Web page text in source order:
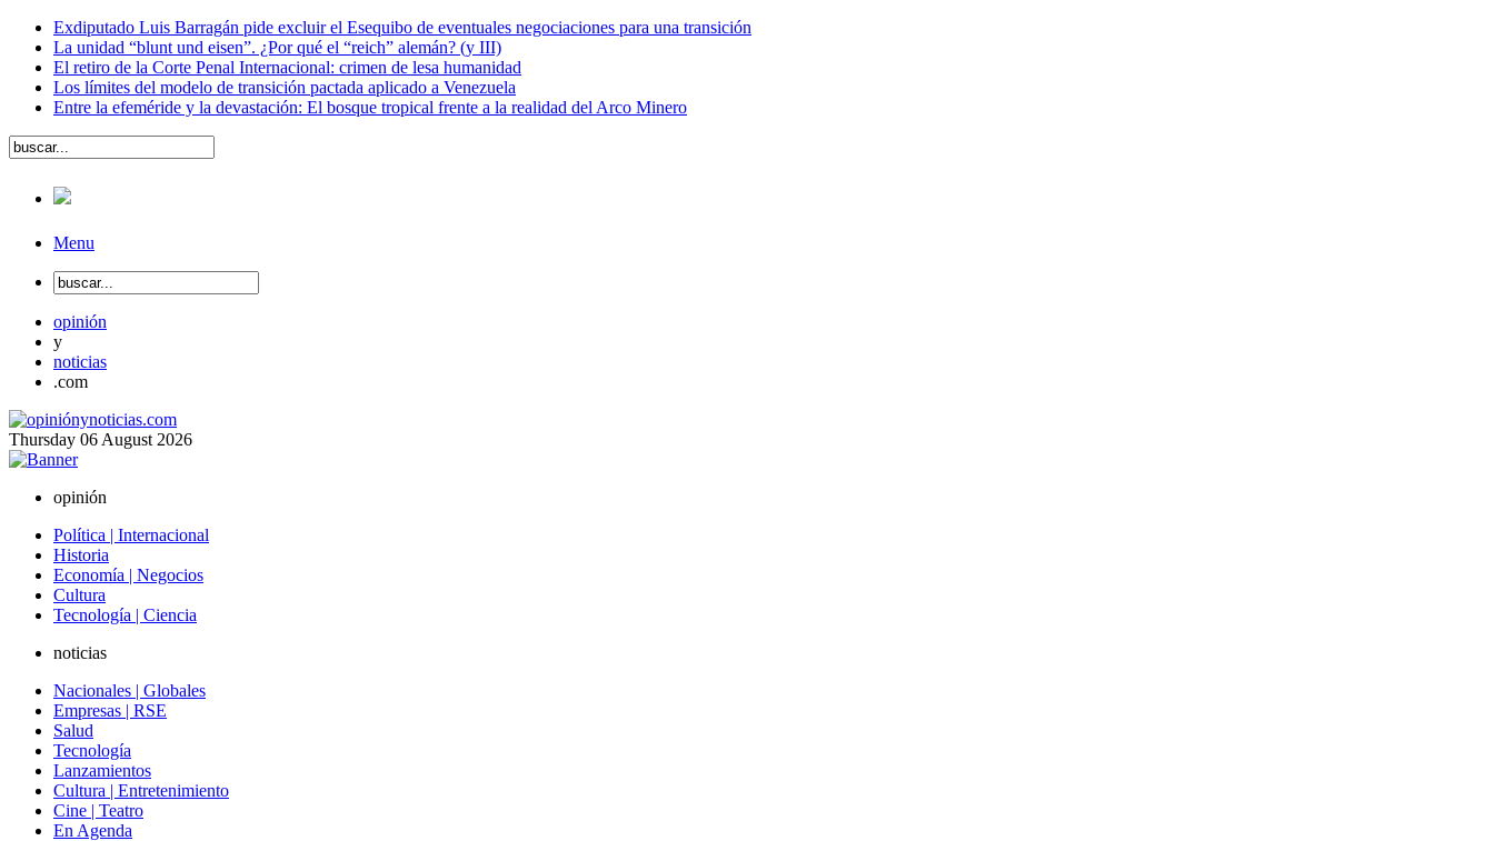
Exdiputado Luis Barragán pide excluir el Esequibo de eventuales negociaciones para una transición
La unidad “blunt und eisen”. ¿Por qué el “reich” alemán? (y III)
El retiro de la Corte Penal Internacional: crimen de lesa humanidad
Los límites del modelo de transición pactada aplicado a Venezuela
Entre la efeméride y la devastación: El bosque tropical frente a la realidad del Arco Minero
Menu
opinión
y
noticias
.com
Thursday 06 August 2026
opinión
Política | Internacional
Historia
Economía | Negocios
Cultura
Tecnología | Ciencia
noticias
Nacionales | Globales
Empresas | RSE
Salud
Tecnología
Lanzamientos
Cultura | Entretenimiento
Cine | Teatro
En Agenda